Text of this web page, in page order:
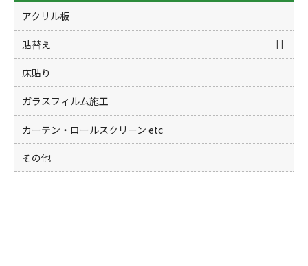
アクリル板
貼替え
床貼り
ガラスフィルム施工
カーテン・ロールスクリーン etc
その他